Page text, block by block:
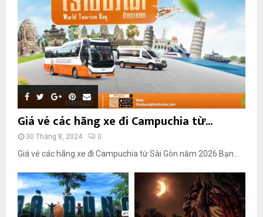
Giá vé các hãng xe đi Campuchia từ...
30 Tháng 8, 2024 0
Giá vé các hãng xe đi Campuchia từ Sài Gòn năm 2026 Bạn...